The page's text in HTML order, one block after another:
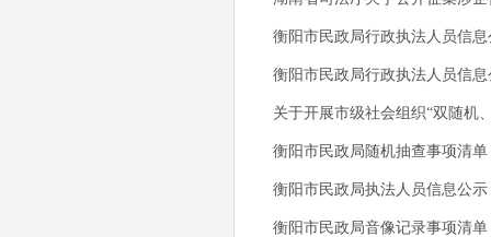
衡阳市民政局行政执法人员信
衡阳市民政局行政执法人员信
关于开展市级社会组织“双随机
衡阳市民政局随机抽查事项清单
衡阳市民政局执法人员信息公示
衡阳市民政局音像记录事项清单